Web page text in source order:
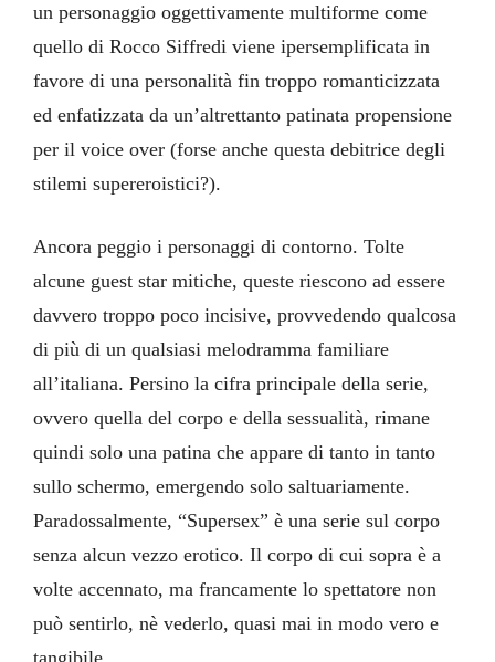
un personaggio oggettivamente multiforme come
quello di Rocco Siffredi viene ipersemplificata in
favore di una personalità fin troppo romanticizzata
ed enfatizzata da un’altrettanto patinata propensione
per il voice over (forse anche questa debitrice degli
stilemi supereroistici?).
Ancora peggio i personaggi di contorno. Tolte
alcune guest star mitiche, queste riescono ad essere
davvero troppo poco incisive, provvedendo qualcosa
di più di un qualsiasi melodramma familiare
all’italiana. Persino la cifra principale della serie,
ovvero quella del corpo e della sessualità, rimane
quindi solo una patina che appare di tanto in tanto
sullo schermo, emergendo solo saltuariamente.
Paradossalmente, “Supersex” è una serie sul corpo
senza alcun vezzo erotico. Il corpo di cui sopra è a
volte accennato, ma francamente lo spettatore non
può sentirlo, nè vederlo, quasi mai in modo vero e